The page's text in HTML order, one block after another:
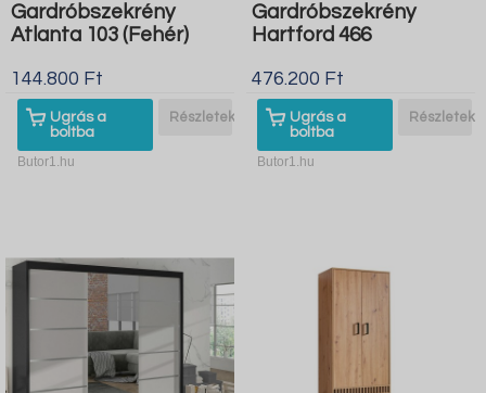
Gardróbszekrény
Atlanta 103 (Fehér)
144.800 Ft
Ugrás a
boltba
Részletek
Butor1.hu
Gardróbszekrény
Hartford 466
476.200 Ft
Ugrás a
boltba
Részletek
Butor1.hu